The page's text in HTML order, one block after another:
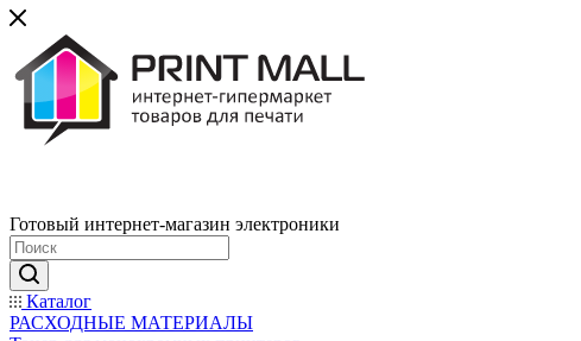
Готовый интернет-магазин электроники
Каталог
РАСХОДНЫЕ МАТЕРИАЛЫ